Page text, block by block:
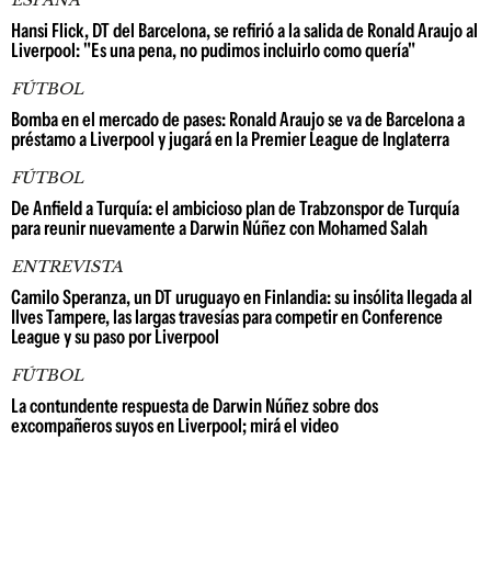
Hansi Flick, DT del Barcelona, se refirió a la salida de Ronald Araujo al
Liverpool: "Es una pena, no pudimos incluirlo como quería"
FÚTBOL
Bomba en el mercado de pases: Ronald Araujo se va de Barcelona a
préstamo a Liverpool y jugará en la Premier League de Inglaterra
FÚTBOL
De Anfield a Turquía: el ambicioso plan de Trabzonspor de Turquía
para reunir nuevamente a Darwin Núñez con Mohamed Salah
ENTREVISTA
Camilo Speranza, un DT uruguayo en Finlandia: su insólita llegada al
Ilves Tampere, las largas travesías para competir en Conference
League y su paso por Liverpool
FÚTBOL
La contundente respuesta de Darwin Núñez sobre dos
excompañeros suyos en Liverpool; mirá el video